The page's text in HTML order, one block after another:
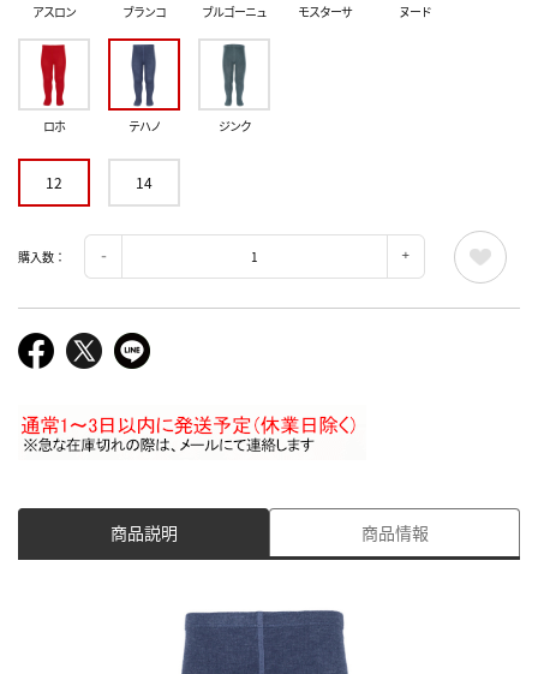
アスロン ブランコ ブルゴーニュ モスターサ ヌード
ロホ テハノ ジンク
12 14
購入数：
商品説明 商品情報